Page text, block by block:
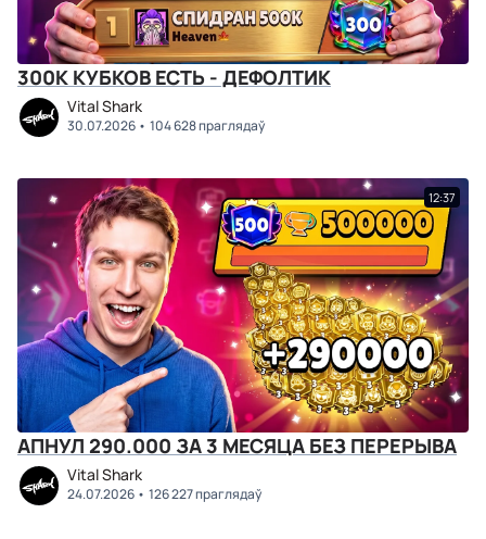
300К КУБКОВ ЕСТЬ - ДЕФОЛТИК
Vital Shark
30.07.2026 104 628 праглядаў
12:37
АПНУЛ 290.000 ЗА 3 МЕСЯЦА БЕЗ ПЕРЕРЫВА
Vital Shark
24.07.2026 126 227 праглядаў